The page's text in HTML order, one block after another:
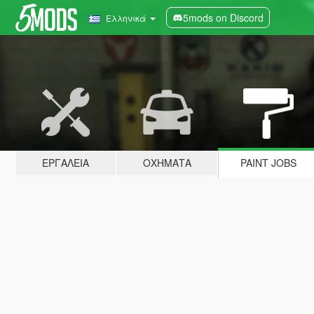
Ελληνικά 5mods on Discord
ΕΡΓΑΛΕΊΑ ΟΧΉΜΑΤΑ PAINT JOBS